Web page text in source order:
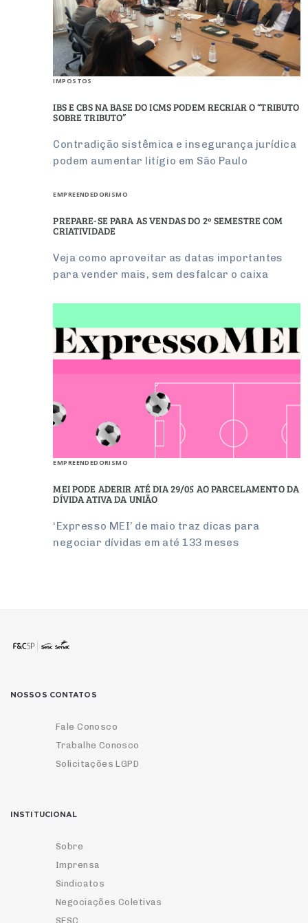
IMPOSTOS
IBS E CBS NA BASE DO ICMS PODEM RECRIAR O “TRIBUTO
SOBRE TRIBUTO”
Contradição sistêmica e insegurança jurídica
podem aumentar litígio em São Paulo
EMPREENDEDORISMO
PREPARE-SE PARA AS VENDAS DO 2º SEMESTRE COM
CRIATIVIDADE
Veja como aproveitar as datas importantes
para vender mais, sem desfalcar o caixa
EMPREENDEDORISMO
MEI PODE ADERIR ATÉ DIA 29/05 AO PARCELAMENTO DA
DÍVIDA ATIVA DA UNIÃO
‘Expresso MEI’ de maio traz dicas para
negociar dívidas em até 133 meses
NOSSOS CONTATOS
Fale Conosco
Trabalhe Conosco
Solicitações LGPD
INSTITUCIONAL
Sobre
Imprensa
Sindicatos
Negociações Coletivas
SESC